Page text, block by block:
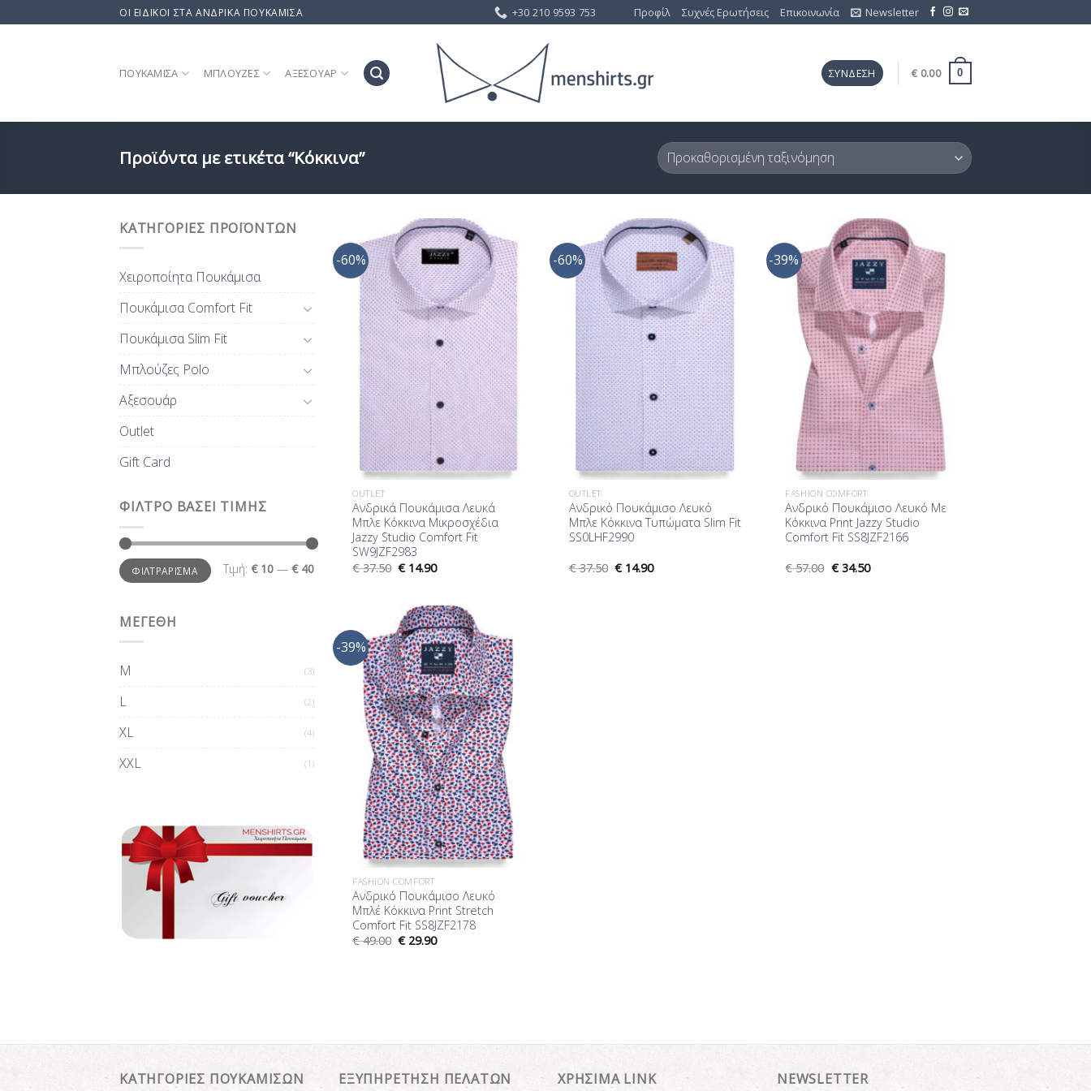
to
ΟΙ ΕΙΔΙΚΟΙ ΣΤΑ ΑΝΔΡΙΚΑ ΠΟΥΚΑΜΙΣΑ +30 210 9593 753 Προφίλ Συχνές Ερωτήσεις Επικοινωνία Newsletter
ΠΟΥΚΆΜΙΣΑ ΜΠΛΟΎΖΕΣ ΑΞΕΣΟΥΆΡ ΣΎΝΔΕΣΗ € 0.00 0
Προϊόντα με ετικέτα “Κόκκινα”
ΚΑΤΗΓΟΡΊΕΣ ΠΡΟΪΌΝΤΩΝ
Χειροποίητα Πουκάμισα
Πουκάμισα Comfort Fit
Πουκάμισα Slim Fit
Μπλούζες Polo
Αξεσουάρ
Outlet
Gift Card
ΦΊΛΤΡΟ ΒΆΣΕΙ ΤΙΜΉΣ
Ελάχιστη
τιμή
Μέγιστη
τιμήΦΙΛΤΡΆΡΙΣΜΑ Τιμή: € 10 — € 40
ΜΕΓΕΘΗ
M (3)
L (2)
XL (4)
XXL (1)
-60%
Προσθήκη
στη Λίστα
Επιθυμίας
OUTLET
Ανδρικά Πουκάμισα Λευκά
Μπλε Κόκκινα Μικροσχέδια
Jazzy Studio Comfort Fit
SW9JZF2983
€37.50 €14.90
-60%
Προσθήκη
στη Λίστα
Επιθυμίας
OUTLET
Ανδρικό Πουκάμισο Λευκό
Μπλε Κόκκινα Τυπώματα Slim Fit
SS0LHF2990
€37.50 €14.90
-39%
Προσθήκη
στη Λίστα
Επιθυμίας
FASHION COMFORT
Ανδρικό Πουκάμισο Λευκό Με
Κόκκινα Print Jazzy Studio
Comfort Fit SS8JZF2166
€57.00 €34.50
-39%
Προσθήκη
στη Λίστα
Επιθυμίας
FASHION COMFORT
Ανδρικό Πουκάμισο Λευκό
Μπλέ Κόκκινα Print Stretch
Comfort Fit SS8JZF2178
€49.00 €29.90
ΚΑΤΗΓΟΡΙΕΣ ΠΟΥΚΑΜΙΣΩΝ ΕΞΥΠΗΡΕΤΗΣΗ ΠΕΛΑΤΩΝ ΧΡΗΣΙΜΑ LINK NEWSLETTER